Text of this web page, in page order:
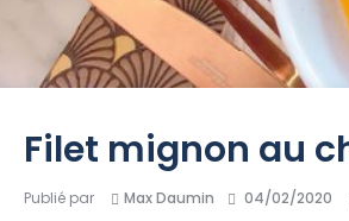
Filet mignon au
Publié par Max Daumin 04/02/2020